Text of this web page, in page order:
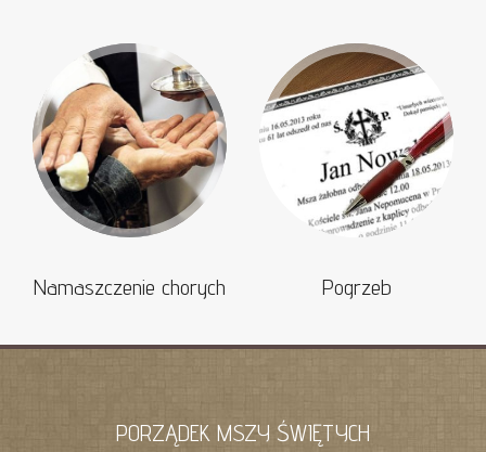
Namaszczenie chorych Pogrzeb
PORZĄDEK MSZY ŚWIĘTYCH